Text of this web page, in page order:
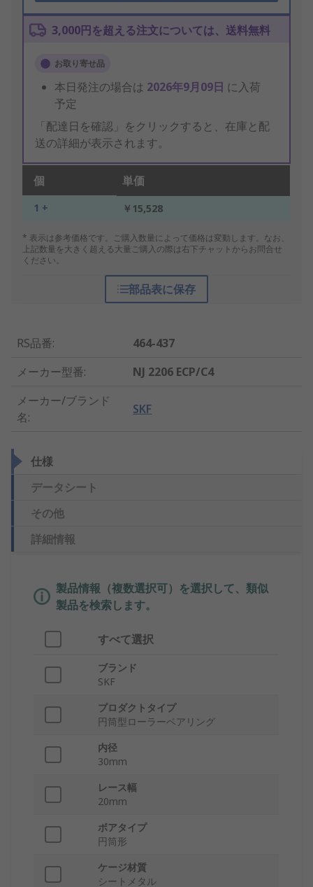
3,000円を超える注文については、送料無料
お取り寄せ品
本日発注の場合は 2026年9月09日 に入荷
予定
「配達日を確認」をクリックすると、在庫と配
送の詳細が表示されます。
個 単価
1 + ￥15,528
* 表示は参考価格です。ご購入数量によって価格は変動します。なお、
上記数量を大きく超える大量ご購入の際は右下チャットからお問合せ
ください。
部品表に保存
RS品番:
464-437
メーカー型番:
NJ 2206 ECP/C4
メーカー/ブランド
名:
SKF
仕様
データシート
その他
詳細情報
製品情報（複数選択可）を選択して、類似
製品を検索します。
すべて選択
ブランド
SKF
プロダクトタイプ
円筒型ローラーベアリング
内径
30mm
レース幅
20mm
ボアタイプ
円筒形
ケージ材質
シートメタル